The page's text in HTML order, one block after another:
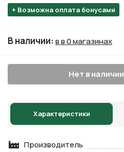
+ Возможна оплата бонусами
В наличии:в в 0 магазинах
Нет в наличии
Характеристики
Производитель